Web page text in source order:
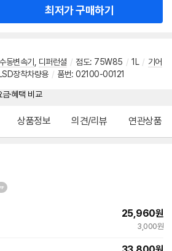
최저가 구매하기
수동변속기 디퍼런셜 / 점도: 75W85 / 1L / 기어
장착차량용 / 품번: 02100-00121
상품정보 의견/리뷰 연관상품
25,960원
3,000원